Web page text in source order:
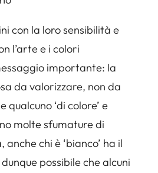
con la loro sensibilità e
l’arte e i colori
importante: la
da valorizzare, non da
qualcuno ‘di colore’ e
molte sfumature di
chi è ‘bianco’ ha il
dunque possibile che alcuni